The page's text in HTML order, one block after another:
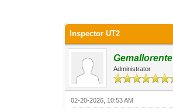
Inspector UT2
Gemallorente
Administrator
02-20-2026, 10:53 AM